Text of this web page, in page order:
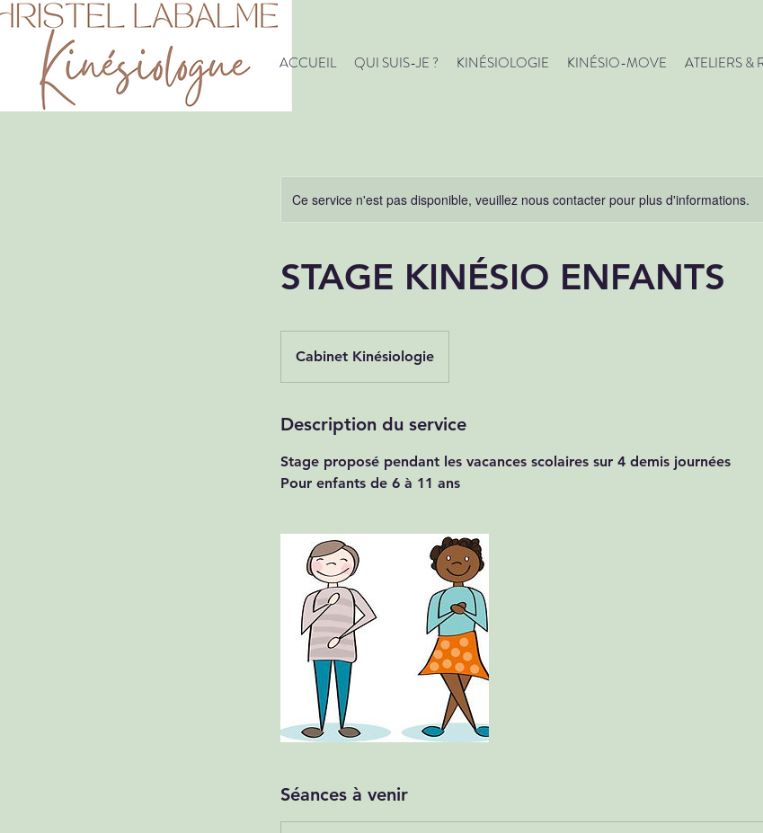
ACCUEIL QUI SUIS-JE ? KINÉSIOLOGIE KINÉSIO-MOVE ATELIERS
Ce service n'est pas disponible, veuillez nous contacter pour plus d'informations.
STAGE KINÉSIO ENFANTS
Cabinet Kinésiologie
Description du service
Stage proposé pendant les vacances scolaires sur 4 demis journées
Pour enfants de 6 à 11 ans
Séances à venir